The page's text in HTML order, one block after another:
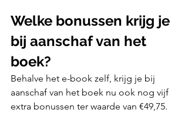
Welke bonussen krijg je
bij aanschaf van het
boek?
Behalve het e-book zelf, krijg je bij
aanschaf van het boek nu ook nog vijf
extra bonussen ter waarde van €49,75.